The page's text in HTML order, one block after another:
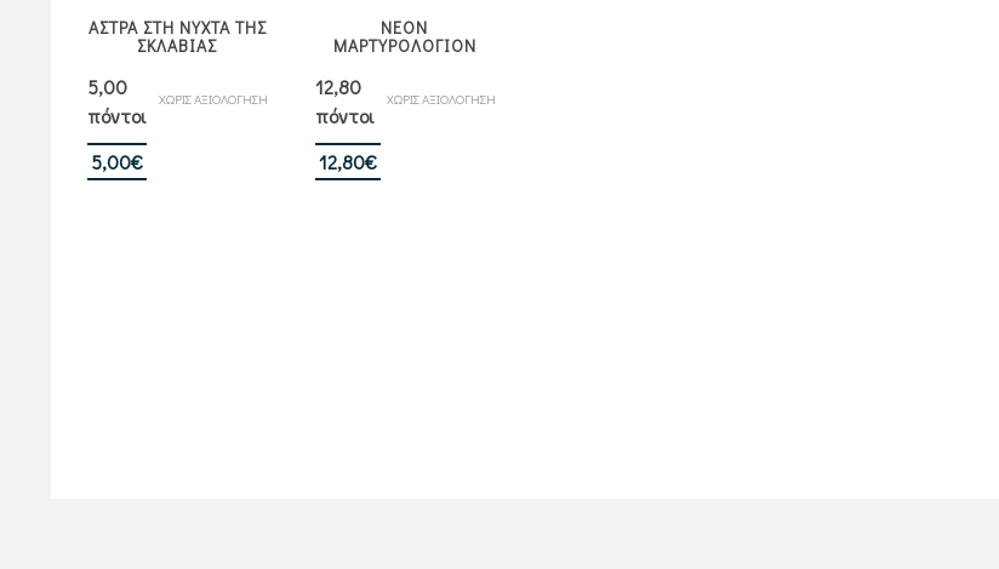
ΑΣΤΡΑ ΣΤΗ ΝΥΧΤΑ ΤΗΣ
ΣΚΛΑΒΙΑΣ
ΧΩΡΙΣ ΑΞΙΟΛΟΓΗΣΗ
5,00
πόντοι
5,00€
ΝΕΟΝ
ΜΑΡΤΥΡΟΛΟΓΙΟΝ
ΧΩΡΙΣ ΑΞΙΟΛΟΓΗΣΗ
12,80
πόντοι
12,80€